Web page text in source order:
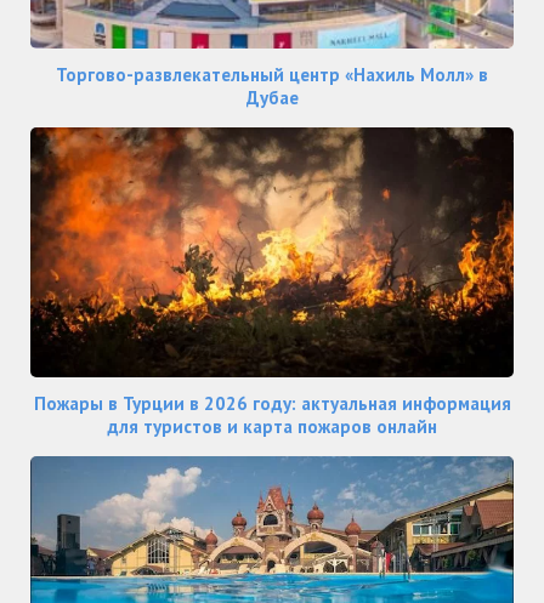
Торгово-развлекательный центр «Нахиль Молл» в
Дубае
Пожары в Турции в 2026 году: актуальная информация
для туристов и карта пожаров онлайн